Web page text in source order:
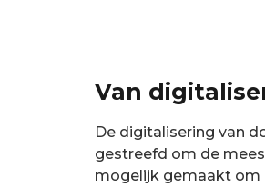
Van
De digitalisering van
gestreefd om de
mogelijk gemaakt om